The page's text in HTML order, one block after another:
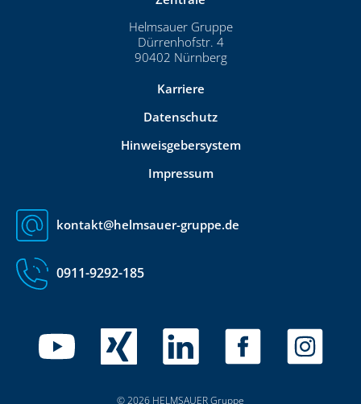
Helmsauer Gruppe
Dürrenhofstr. 4
90402 Nürnberg
Karriere
Datenschutz
Hinweisgebersystem
Impressum
kontakt@helmsauer-gruppe.de
0911-9292-185
© 2026 HELMSAUER Gruppe